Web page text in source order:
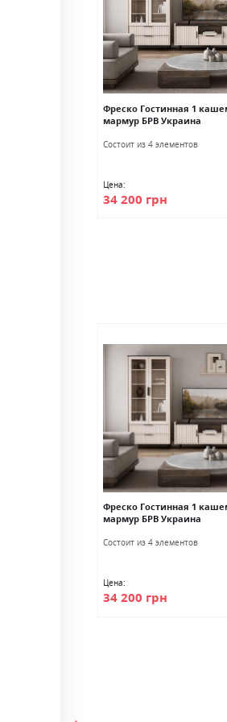
Фреско Гостинная 1
мармур БРВ Украина
Состоит из 4 элементов
Цена:
34 200 грн
Фреско Гостинная 1
мармур БРВ Украина
Состоит из 4 элементов
Цена:
34 200 грн